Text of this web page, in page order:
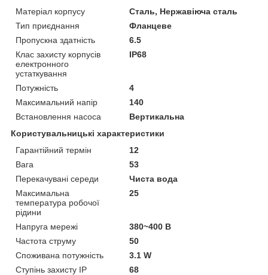
Матеріал корпусу
Сталь, Нержавіюча сталь
Тип приєднання
Фланцеве
Пропускна здатність
6.5
Клас захисту корпусів
електронного
устаткування
IP68
Потужність
4
Максимальний напір
140
Встановлення насоса
Вертикальна
Користувальницькі характеристики
Гарантійний термін
12
Вага
53
Перекачувані середи
Чиста вода
Максимальна
температура робочої
рідини
25
Напруга мережі
380~400 В
Частота струму
50
Споживана потужність
3.1 W
Ступінь захисту IP
68